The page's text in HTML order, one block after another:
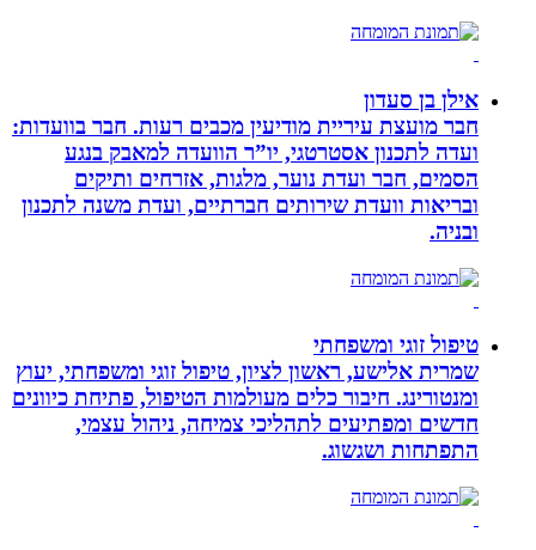
אילן בן סעדון
חבר מועצת עיריית מודיעין מכבים רעות. חבר בוועדות:
ועדה לתכנון אסטרטגי, יו”ר הוועדה למאבק בנגע
הסמים, חבר ועדת נוער, מלגות, אזרחים ותיקים
ובריאות וועדת שירותים חברתיים, ועדת משנה לתכנון
טיפול זוגי ומשפחתי
שמרית אלישע, ראשון לציון, טיפול זוגי ומשפחתי, יעוץ
ומנטורינג. חיבור כלים מעולמות הטיפול, פתיחת כיוונים
חדשים ומפתיעים לתהליכי צמיחה, ניהול עצמי,
התפתחות ושגשוג.